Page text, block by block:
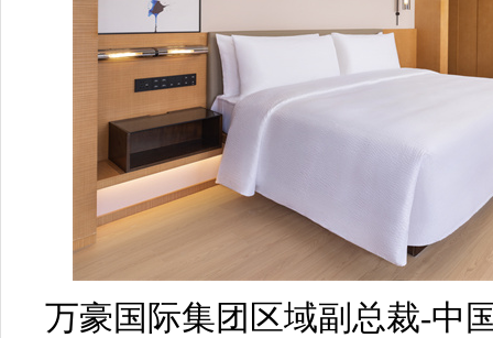
万豪国际集团区域副总裁-中